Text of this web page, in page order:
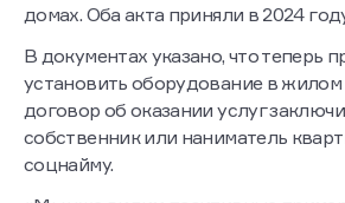
монтажа и эксплуатации сетей в
В документах указано, что теперь
установить оборудование в жилом
договор об оказании услуг
собственник или наниматель